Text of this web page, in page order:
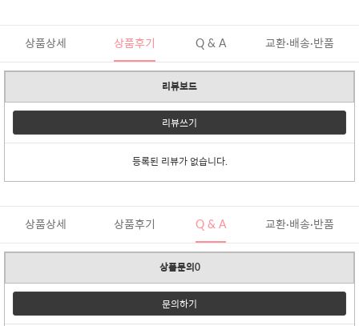
상품상세 상품후기 Q & A 교환·배송·반품
리뷰보드
리뷰쓰기
등록된 리뷰가 없습니다.
상품상세 상품후기 Q & A 교환·배송·반품
상품문의0
문의하기